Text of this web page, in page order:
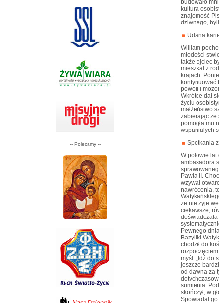
-- Polecamy --
budowało
kultura
znajomość
dziwnego,
Udana
William
młodości
także ojciec
mieszkał z
krajach.
kontynuować
powoli i
Wkrótce dał
życiu
małżeństwo
zabierając ze
pomogła mu
wspaniałych
Spotkania
W połowie
ambasadora
Pawła II.
wzywał
nawrócenia,
że nie żyje
ciekawsze,
Pewnego
Bazyliki
chodził do
rozpoczęciem
myśl: „Idź do
jeszcze
od dawna za
sumienia.
skończył, w
Spowiadał